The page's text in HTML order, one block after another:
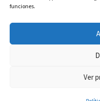
funciones.
Ver